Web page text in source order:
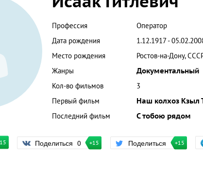
Профессия
Оператор
Дата рождения
1.12.1917 -
Место рождения
Ростов-на-Дону,
Жанры
Документальный
Кол-во фильмов
3
Первый фильм
Наш колхоз Кзыл
Последний фильм
С тобою рядом
Поделиться 0 +15 Поделиться +15